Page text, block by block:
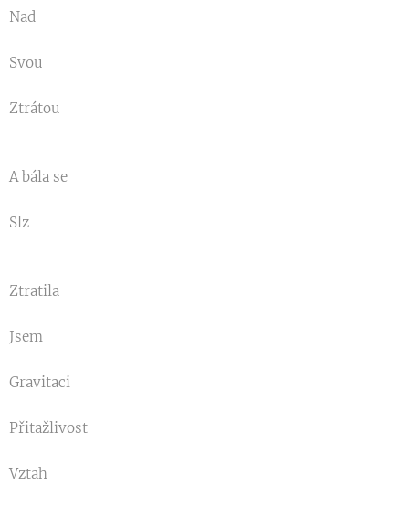
Nad
Svou
Ztrátou
A bála se
Slz
Ztratila
Jsem
Gravitaci
Přitažlivost
Vztah